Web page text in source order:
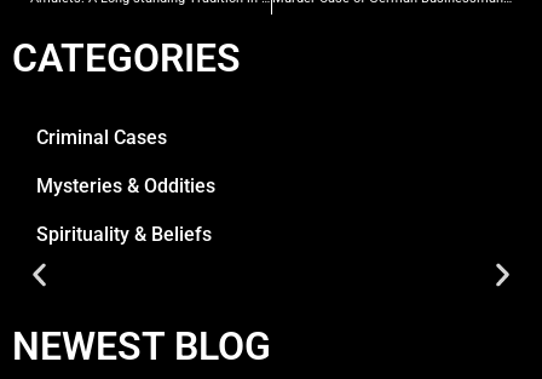
CATEGORIES
Criminal Cases
Mysteries & Oddities
Spirituality & Beliefs
NEWEST BLOG